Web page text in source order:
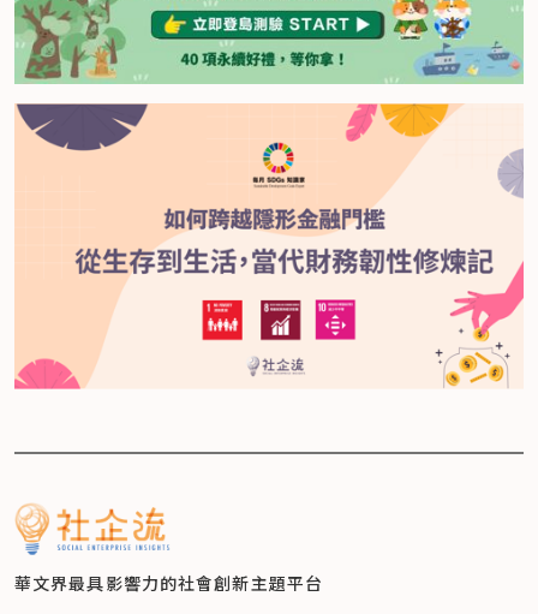
華文界最具影響力的社會創新主題平台